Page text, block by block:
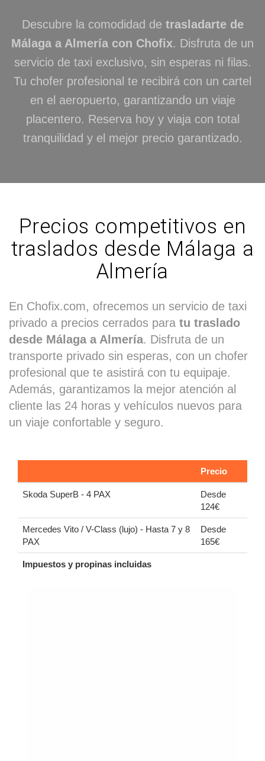
Descubre la comodidad de trasladarte de
Málaga a Almería con Chofix. Disfruta de un
servicio de taxi exclusivo, sin esperas ni filas.
Tu chofer profesional te recibirá con un cartel
en el aeropuerto, garantizando un viaje
placentero. Reserva hoy y viaja con total
tranquilidad y el mejor precio garantizado.
Precios competitivos en
traslados desde Málaga a
Almería
En Chofix.com, ofrecemos un servicio de taxi
privado a precios cerrados para tu traslado
desde Málaga a Almería. Disfruta de un
transporte privado sin esperas, con un chofer
profesional que te asistirá con tu equipaje.
Además, garantizamos la mejor atención al
cliente las 24 horas y vehículos nuevos para
un viaje confortable y seguro.
Precio
Skoda SuperB - 4 PAX
Desde
124€
Mercedes Vito / V-Class (lujo) - Hasta 7 y 8
PAX
Desde
165€
Impuestos y propinas incluidas